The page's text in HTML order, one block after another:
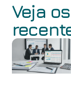
Veja